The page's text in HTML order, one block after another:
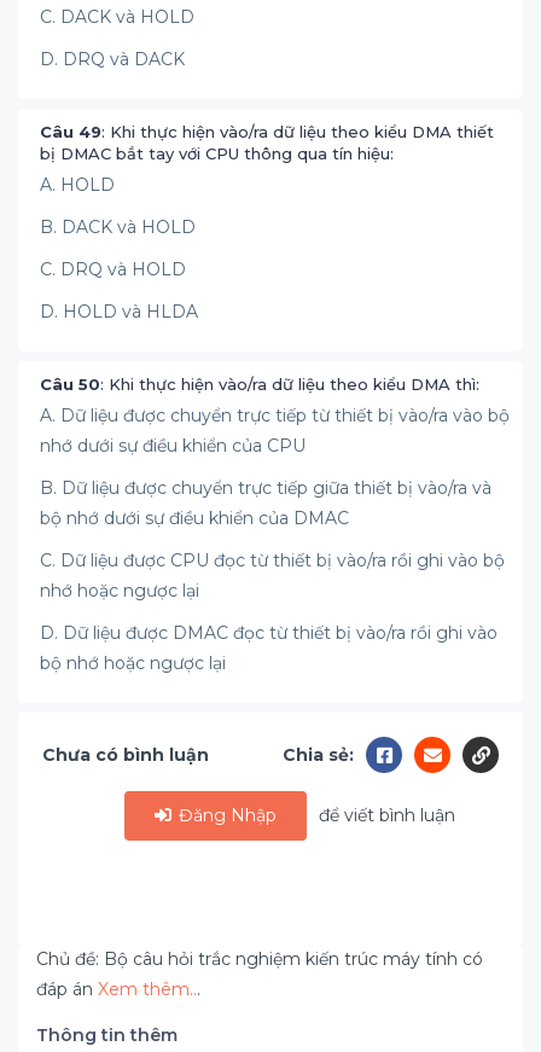
C. DACK và HOLD
D. DRQ và DACK
Câu 49: Khi thực hiện vào/ra dữ liệu theo kiểu DMA thiết
bị DMAC bắt tay với CPU thông qua tín hiệu:
A. HOLD
B. DACK và HOLD
C. DRQ và HOLD
D. HOLD và HLDA
Câu 50: Khi thực hiện vào/ra dữ liệu theo kiểu DMA thì:
A. Dữ liệu được chuyển trực tiếp từ thiết bị vào/ra vào bộ
nhớ dưới sự điều khiển của CPU
B. Dữ liệu được chuyển trực tiếp giữa thiết bị vào/ra và
bộ nhớ dưới sự điều khiển của DMAC
C. Dữ liệu được CPU đọc từ thiết bị vào/ra rồi ghi vào bộ
nhớ hoặc ngược lại
D. Dữ liệu được DMAC đọc từ thiết bị vào/ra rồi ghi vào
bộ nhớ hoặc ngược lại
Chưa có bình luận Chia sẻ:
Đăng Nhập để viết bình luận
Chủ đề: Bộ câu hỏi trắc nghiệm kiến trúc máy tính có
đáp án Xem thêm...
Thông tin thêm